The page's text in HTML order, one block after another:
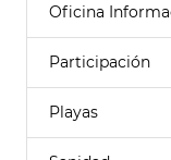
Oficina
Participación
Playas